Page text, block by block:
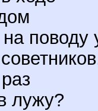
поводу
лужу?